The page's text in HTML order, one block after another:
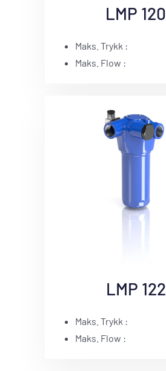
LMP 120
Maks. Trykk :
Maks. Flow :
LMP 122
Maks. Trykk :
Maks. Flow :